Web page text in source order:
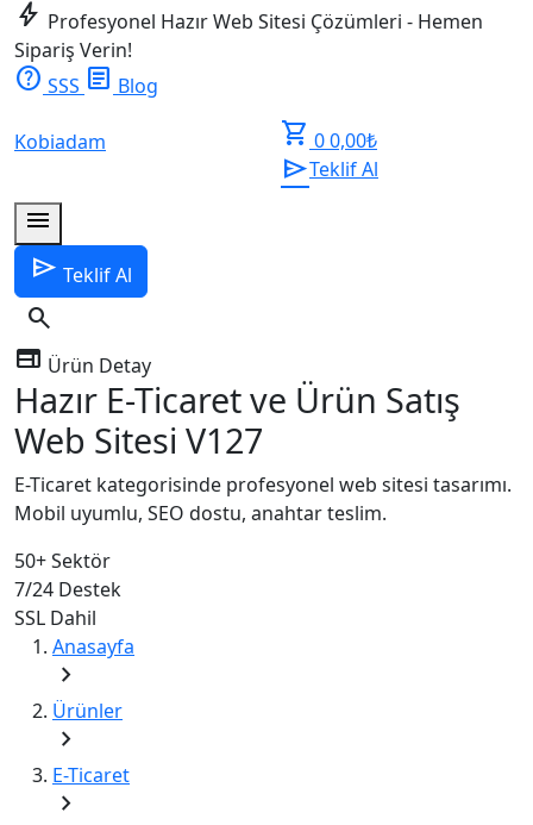
bolt Profesyonel Hazır Web Sitesi Çözümleri - Hemen
Sipariş Verin!
help SSS article Blog
Kobiadam shopping_cart 00,00₺
sendTeklif Al
menu
send Teklif Al
search
web Ürün Detay
Hazır E-Ticaret ve Ürün Satış
Web Sitesi V127
E-Ticaret kategorisinde profesyonel web sitesi tasarımı.
Mobil uyumlu, SEO dostu, anahtar teslim.
50+Sektör
7/24 Destek
SSL Dahil
Anasayfa
chevron_right
Ürünler
chevron_right
E-Ticaret
chevron_right